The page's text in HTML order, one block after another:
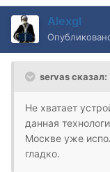
Alexgl
servas сказал:
Не хватает
данная
Москве уже
гладко.